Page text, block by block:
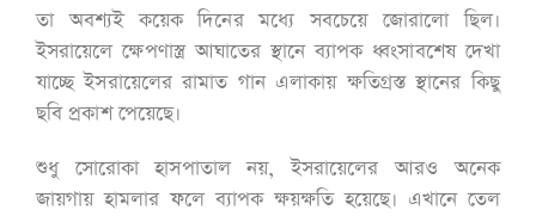
তা অবশ্যই কয়েক দিনের মধ্যে সবচেয়ে জোরালো ছিল।
ইসরায়েলে ক্ষেপণাস্ত্র আঘাতের স্থানে ব্যাপক ধ্বংসাবশেষ দেখা
যাচ্ছে ইসরায়েলের রামাত গান এলাকায় ক্ষতিগ্রস্ত স্থানের কিছু
ছবি প্রকাশ পেয়েছে।
শুধু সোরোকা হাসপাতাল নয়, ইসরায়েলের আরও অনেক
জায়গায় হামলার ফলে ব্যাপক ক্ষয়ক্ষতি হয়েছে। এখানে তেল